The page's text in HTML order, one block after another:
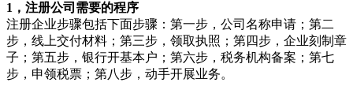
1，注册公司需要的程序
注册企业步骤包括下面步骤：第一步，公司名称申请；第二
步，线上交付材料；第三步，领取执照；第四步，企业刻制章
子；第五步，银行开基本户；第六步，税务机构备案；第七
步，申领税票；第八步，动手开展业务。